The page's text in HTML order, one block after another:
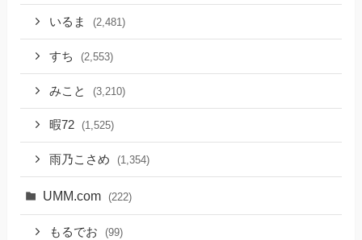
いるま (2,481)
すち (2,553)
みこと (3,210)
暇72 (1,525)
雨乃こさめ (1,354)
UMM.com (222)
もるでお (99)